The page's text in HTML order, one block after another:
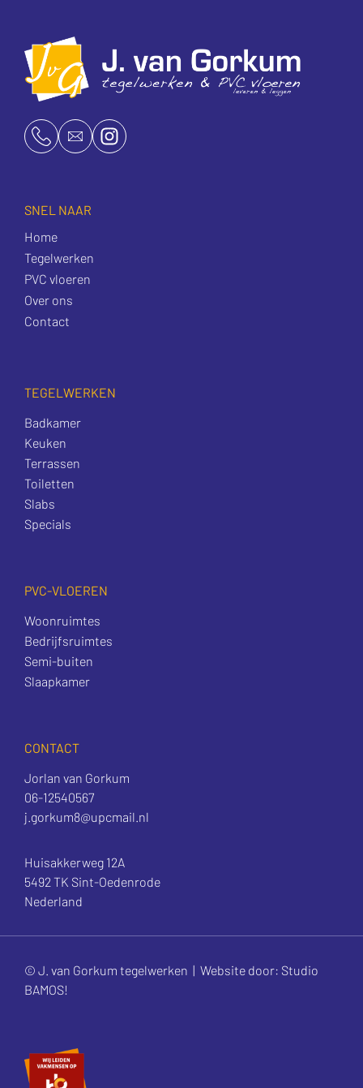
SNEL NAAR
Home
Tegelwerken
PVC vloeren
Over ons
Contact
TEGELWERKEN
Badkamer
Keuken
Terrassen
Toiletten
Slabs
Specials
PVC-VLOEREN
Woonruimtes
Bedrijfsruimtes
Semi-buiten
Slaapkamer
CONTACT
Jorlan van Gorkum
06-12540567
j.gorkum8@upcmail.nl
Huisakkerweg 12A
5492 TK Sint-Oedenrode
Nederland
© J. van Gorkum tegelwerken | Website door: Studio
BAMOS!